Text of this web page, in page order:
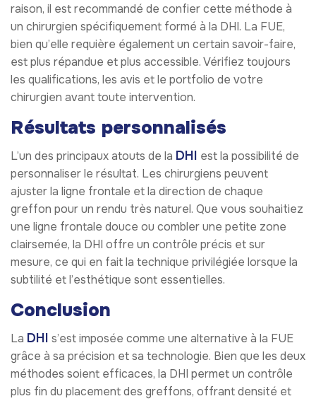
raison, il est recommandé de confier cette méthode à
un chirurgien spécifiquement formé à la DHI. La FUE,
bien qu’elle requière également un certain savoir-faire,
est plus répandue et plus accessible. Vérifiez toujours
les qualifications, les avis et le portfolio de votre
chirurgien avant toute intervention.
Résultats personnalisés
L’un des principaux atouts de la DHI est la possibilité de
personnaliser le résultat. Les chirurgiens peuvent
ajuster la ligne frontale et la direction de chaque
greffon pour un rendu très naturel. Que vous souhaitiez
une ligne frontale douce ou combler une petite zone
clairsemée, la DHI offre un contrôle précis et sur
mesure, ce qui en fait la technique privilégiée lorsque la
subtilité et l’esthétique sont essentielles.
Conclusion
La DHI s’est imposée comme une alternative à la FUE
grâce à sa précision et sa technologie. Bien que les deux
méthodes soient efficaces, la DHI permet un contrôle
plus fin du placement des greffons, offrant densité et